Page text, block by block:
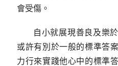
會受傷。
自小就展現善良及樂
或許有別於一般的標準答
力行來實踐他心中的標準